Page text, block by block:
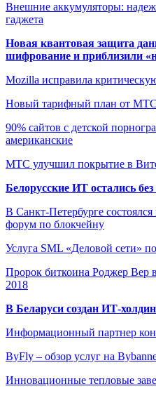
Внешние аккумуляторы:
гаджета
Новая квантовая защита
шифрование и приблизили
Mozilla исправила
Новый тарифный план от МТС
90% сайтов с детской
американские
МТС улучшил покрытие в
Белорусские ИТ остались
В Санкт-Петербурге
форум по блокчейну
Услуга SML «Деловой сети»
Пророк биткоина Роджер Вер
2018
В Беларуси создан ИТ-
Информационный партнер
ByFly – обзор услуг на
Инновационные тепловые